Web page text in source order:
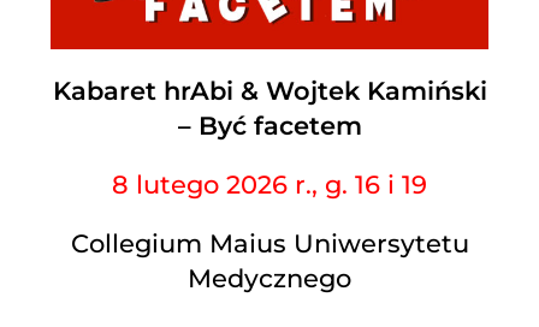
Kabaret hrAbi & Wojtek Kamiński
– Być facetem
8 lutego 2026 r., g. 16 i 19
Collegium Maius Uniwersytetu
Medycznego